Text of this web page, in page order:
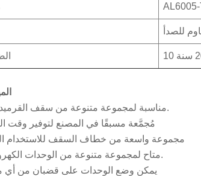
مناسبة لمجموعة متنوعة من سقف القرميد المائل.
مُجمَّعة مسبقًا في المصنع لتوفير وقت
مجموعة واسعة من خطاف السقف للاستخدام
متاح لمجموعة متنوعة من الوحدات الكهروضوئية.
يمكن وضع الوحدات على قضبان من أي